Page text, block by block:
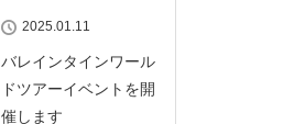
2025.01.11
バレインタインワール
ドツアーイベントを開
催します